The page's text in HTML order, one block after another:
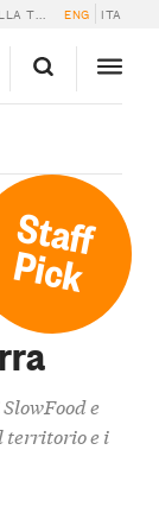
ENG ITA
Staff
Pick
e
territorio e i